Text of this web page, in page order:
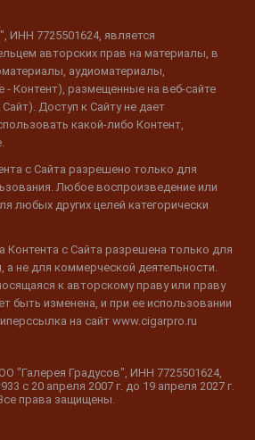
ИНН 7725501624, является
авторских прав на материалы, в
аудиоматериалы,
Контент), размещенные на веб-сайте
Доступ к Сайту не дает
какой-либо Контент,
с Сайта разрешено только для
Любое воспроизведение или
любых других целей категорически
Контента с Сайта разрешена только для
а не для коммерческой деятельности.
к авторскому праву или праву
быть изменена, и при ее использовании
на сайт www.cigarpro.ru
"Галерея Градусов", ИНН 7725501624,
c 20 апреля 2007 г. до 19 апреля 2027 г.
права защищены.